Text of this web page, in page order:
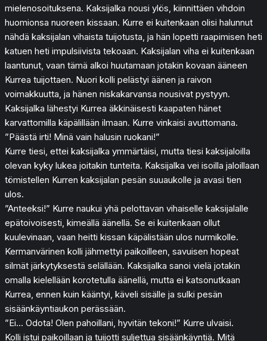
mielenosoituksena. Kaksijalka nousi ylös, kiinnittäen vihdoin
huomionsa nuoreen kissaan. Kurre ei kuitenkaan olisi halunnut
nähdä kaksijalan vihaista tuijotusta, ja hän lopetti raapimisen heti
katuen heti impulsiivista tekoaan. Kaksijalan viha ei kuitenkaan
laantunut, vaan tämä alkoi huutamaan jotakin kovaan ääneen
Kurrea tuijottaen. Nuori kolli pelästyi äänen ja raivon
voimakkuutta, ja hänen niskakarvansa nousivat pystyyn.
Kaksijalka lähestyi Kurrea äkkinäisesti kaapaten hänet
karvattomilla käpälillään ilmaan. Kurre vinkaisi avuttomana.
”Päästä irti! Minä vain halusin ruokani!”
Kurre tiesi, ettei kaksijalka ymmärtäisi, mutta tiesi kaksijaloilla
olevan kyky lukea joitakin tunteita. Kaksijalka vei isoilla jaloillaan
tömistellen Kurren kaksijalan pesän suuaukolle ja avasi tien
ulos.
”Anteeksi!” Kurre naukui yhä pelottavan vihaiselle kaksijalalle
epätoivoisesti, kimeällä äänellä. Se ei kuitenkaan ollut
kuulevinaan, vaan heitti kissan käpälistään ulos nurmikolle.
Kermanvärinen kolli jähmettyi paikoilleen, savuisen hopeat
silmät järkytyksestä selällään. Kaksijalka sanoi vielä jotakin
omalla kielellään korotetulla äänellä, mutta ei katsonutkaan
Kurrea, ennen kuin kääntyi, käveli sisälle ja sulki pesän
sisäänkäyntiaukon perässään.
”Ei… Odota! Olen pahoillani, hyvitän tekoni!” Kurre ulvaisi.
Kolli istui paikoillaan ja tuijotti suljettua sisäänkäyntiä. Mitä